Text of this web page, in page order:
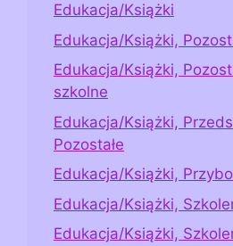
Edukacja/Książki
Edukacja/Książki,
Edukacja/Książki,
szkolne
Edukacja/Książki,
Pozostałe
Edukacja/Książki,
Edukacja/Książki,
Edukacja/Książki,